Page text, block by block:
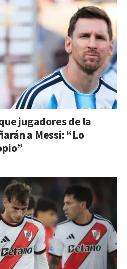
jugadores de la
a Messi: “Lo